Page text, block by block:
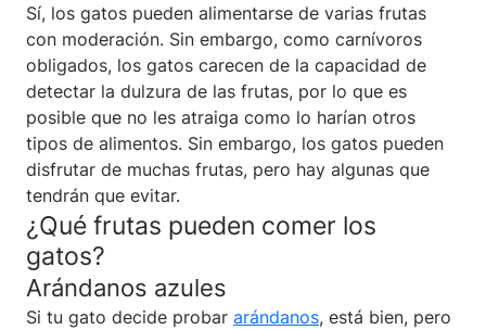
Sí, los gatos pueden alimentarse de varias frutas
con moderación. Sin embargo, como carnívoros
obligados, los gatos carecen de la capacidad de
detectar la dulzura de las frutas, por lo que es
posible que no les atraiga como lo harían otros
tipos de alimentos. Sin embargo, los gatos pueden
disfrutar de muchas frutas, pero hay algunas que
tendrán que evitar.
¿Qué frutas pueden comer los
gatos?
Arándanos azules
Si tu gato decide probar arándanos, está bien, pero